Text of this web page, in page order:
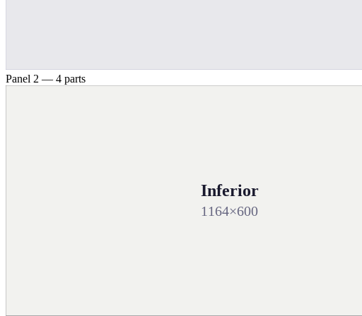
Panel 2 — 4 parts
Inferior
1164×600